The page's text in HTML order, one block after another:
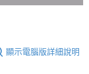
顯示電腦版詳細說明